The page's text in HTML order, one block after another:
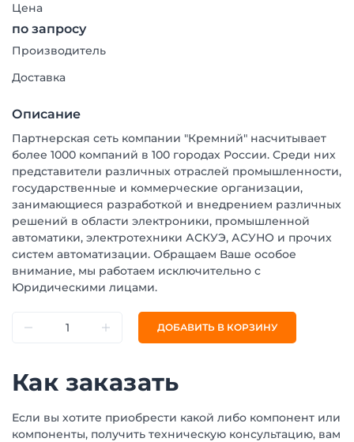
Цена
по запросу
Производитель
Доставка
Описание
Партнерская сеть компании "Кремний" насчитывает
более 1000 компаний в 100 городах России. Среди них
представители различных отраслей промышленности,
государственные и коммерческие организации,
занимающиеся разработкой и внедрением различных
решений в области электроники, промышленной
автоматики, электротехники АСКУЭ, АСУНО и прочих
систем автоматизации. Обращаем Ваше особое
внимание, мы работаем исключительно с
Юридическими лицами.
ДОБАВИТЬ В КОРЗИНУ
Как заказать
Если вы хотите приобрести какой либо компонент или
компоненты, получить техническую консультацию, вам